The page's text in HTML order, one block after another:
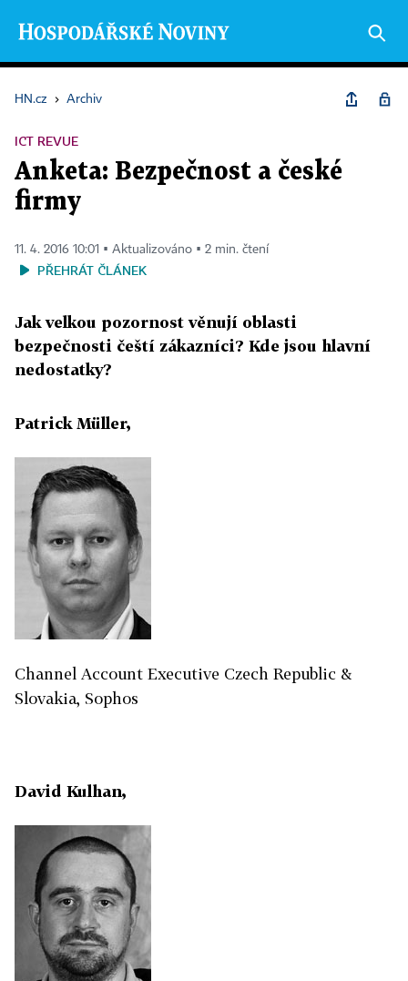
HN.cz › Archiv
ICT REVUE
Anketa: Bezpečnost a české
firmy
11. 4. 2016 10:01 ▪ Aktualizováno ▪ 2 min. čtení
PŘEHRÁT ČLÁNEK
Jak velkou pozornost věnují oblasti
bezpečnosti čeští zákazníci? Kde jsou hlavní
nedostatky?
Patrick Müller,
Channel Account Executive Czech Republic &
Slovakia, Sophos
David Kulhan,